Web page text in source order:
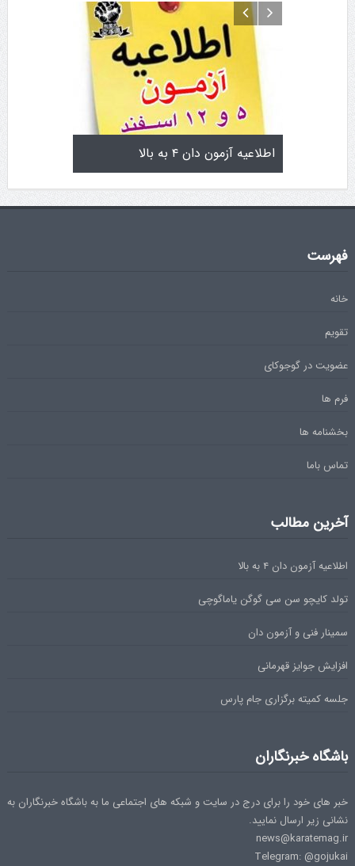
اطلاعیه آزمون تولد کایچو سن سی گوگن یاماگوچی
فهرست
خانه
تقویم
عضویت در گوجوکای
فرم ها
بخشنامه ها
تماس باما
آخرین مطالب
اطلاعیه آزمون دان ۴ به بالا
تولد کایچو سن سی گوگن یاماگوچی
سمینار فنی و آزمون دان
افزایش جوایز قهرمانی
جلسه کمیته برگزاری جام پارس
باشگاه خبرنگاران
خبر های خود را برای درج در سایت و شبکه های اجتماعی ما به باشگاه خبرنگاران به
نشانی زیر ارسال نمایید.
news@karatemag.ir
Telegram: @gojukai